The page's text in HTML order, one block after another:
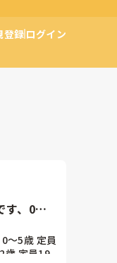
登録ログイン
、0〜5
〜5歳 定員
歳 定員19